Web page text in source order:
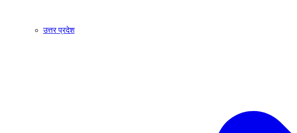
उत्तर प्रदेश